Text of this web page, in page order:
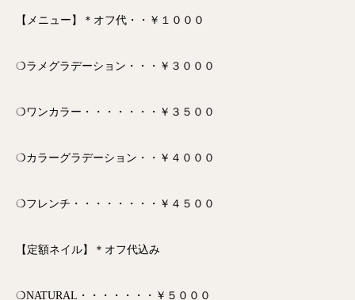
【メニュー】＊オフ代・・￥１０００
❍ラメグラデーション・・・￥３０００
❍ワンカラー・・・・・・・￥３５００
❍カラーグラデーション・・￥４０００
❍フレンチ・・・・・・・・￥４５００
【定額ネイル】＊オフ代込み
❍NATURAL・・・・・・・￥５０００